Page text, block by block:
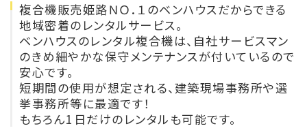
複合機販売姫路ＮＯ．１のベンハウスだからできる
地域密着のレンタルサービス。
ベンハウスのレンタル複合機は、自社サービスマン
のきめ細やかな保守メンテナンスが付いているので
安心です。
短期間の使用が想定される、建築現場事務所や選
挙事務所等に最適です！
もちろん1日だけのレンタルも可能です。